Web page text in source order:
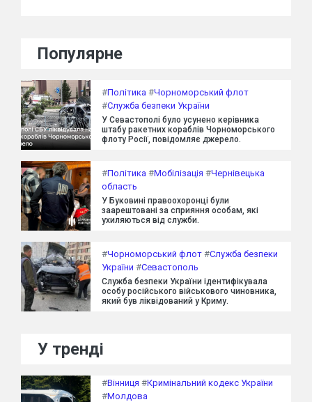
Популярне
#Політика #Чорноморський флот
#Служба безпеки України
У Севастополі було усунено керівника
штабу ракетних кораблів Чорноморського
флоту Росії, повідомляє джерело.
#Політика #Мобілізація #Чернівецька
область
У Буковині правоохоронці були
заарештовані за сприяння особам, які
ухиляються від служби.
#Чорноморський флот #Служба безпеки
України #Севастополь
Служба безпеки України ідентифікувала
особу російського військового чиновника,
який був ліквідований у Криму.
У тренді
#Вінниця #Кримінальний кодекс України
#Молдова